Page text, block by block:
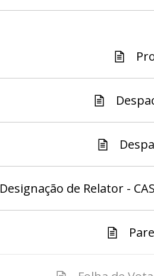
Designação de Relator -